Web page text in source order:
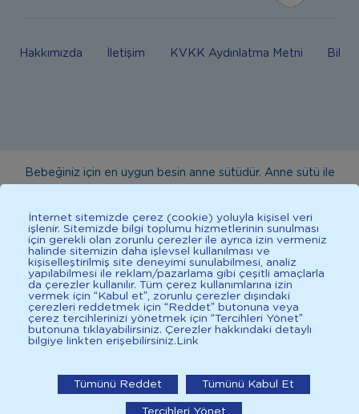
Hakkımızda İletişim KVKK Aydınlatma Metni Bilgi
Bebeğiniz için en uygun besin anne sütüdür. Anne sütü ile
danışınız. Bu sitede yayınlanan bilgiler hekim tavsiyesi
yerine geçmez. En doğru bilgi için doktorunuza danışınız.
Sağlıklı yaşam için dengeli, çeşitli beslenilmelidir. *D vitamini
çocuklarda bağışıklık sisteminin normal işlevine katkıda
bulunur.
İnternet sitemizde çerez (cookie) yoluyla kişisel veri
işlenir. Sitemizde bilgi toplumu hizmetlerinin sunulması
için gerekli olan zorunlu çerezler ile ayrıca izin vermeniz
halinde sitemizin daha işlevsel kullanılması ve
kişiselleştirilmiş site deneyimi sunulabilmesi, analiz
yapılabilmesi ile reklam/pazarlama gibi çeşitli amaçlarla
da çerezler kullanılır. Tüm çerez kullanımlarına izin
vermek için “Kabul et”, zorunlu çerezler dışındaki
çerezleri reddetmek için “Reddet” butonuna veya
çerez tercihlerinizi yönetmek için “Tercihleri Yönet”
butonuna tıklayabilirsiniz. Çerezler hakkındaki detaylı
bilgiye linkten erişebilirsiniz. Link
Tümünü Reddet Tümünü Kabul Et
Tercihleri Yönet